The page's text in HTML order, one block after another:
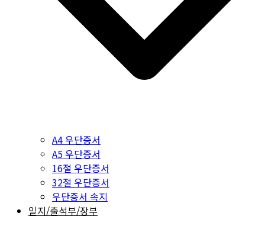
A4 우단증서
A5 우단증서
16절 우단증서
32절 우단증서
우단증서 속지
일지/출석부/장부